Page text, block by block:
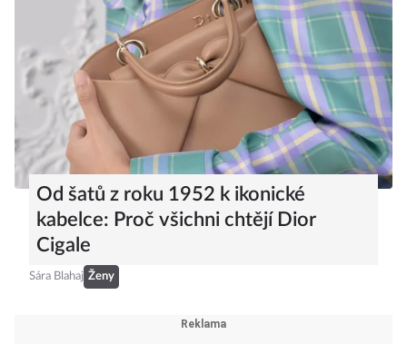
Od šatů z roku 1952 k ikonické
kabelce: Proč všichni chtějí Dior
Cigale